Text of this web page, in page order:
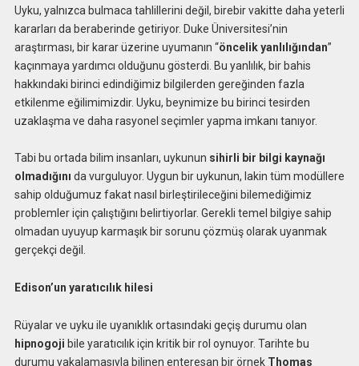
Uyku, yalnızca bulmaca tahlillerini değil, birebir vakitte daha yeterli
kararları da beraberinde getiriyor. Duke Üniversitesi’nin
araştırması, bir karar üzerine uyumanın “öncelik yanlılığından”
kaçınmaya yardımcı olduğunu gösterdi. Bu yanlılık, bir bahis
hakkındaki birinci edindiğimiz bilgilerden gereğinden fazla
etkilenme eğilimimizdir. Uyku, beynimize bu birinci tesirden
uzaklaşma ve daha rasyonel seçimler yapma imkanı tanıyor.
Tabi bu ortada bilim insanları, uykunun sihirli bir bilgi kaynağı
olmadığını da vurguluyor. Uygun bir uykunun, lakin tüm modüllere
sahip olduğumuz fakat nasıl birleştirileceğini bilemediğimiz
problemler için çalıştığını belirtiyorlar. Gerekli temel bilgiye sahip
olmadan uyuyup karmaşık bir sorunu çözmüş olarak uyanmak
gerçekçi değil.
Edison’un yaratıcılık hilesi
Rüyalar ve uyku ile uyanıklık ortasındaki geçiş durumu olan
hipnogoji bile yaratıcılık için kritik bir rol oynuyor. Tarihte bu
durumu yakalamasıyla bilinen enteresan bir örnek Thomas